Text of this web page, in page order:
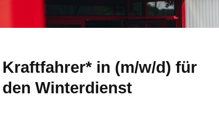
Kraftfahrer* in (m/w/d) für
den Winterdienst